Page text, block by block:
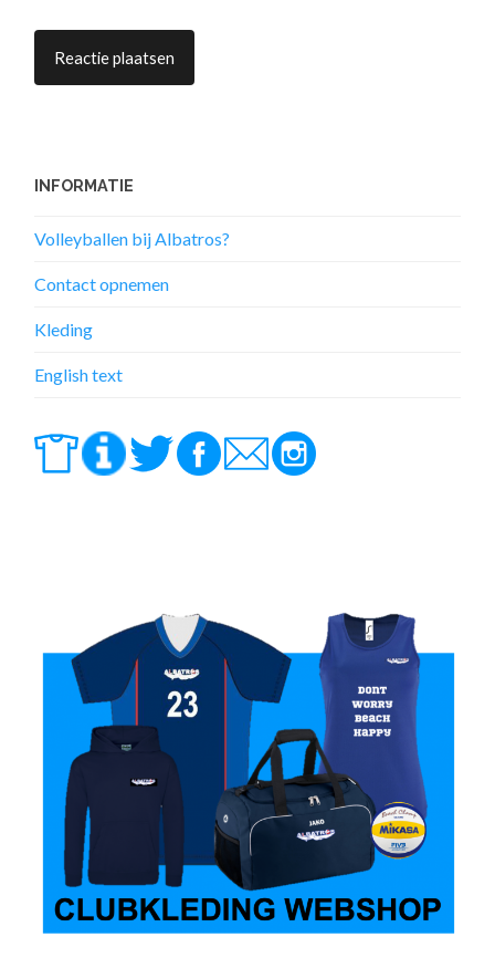
INFORMATIE
Volleyballen bij Albatros?
Contact opnemen
Kleding
English text